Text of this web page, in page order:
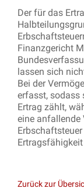
Der für das
Finanzgericht
lassen sich
Bei der
erfasst, sodass
Ertrag zählt,
eine anfallende
Zurück zur